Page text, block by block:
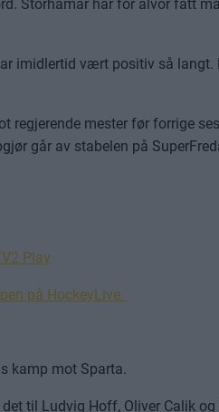
Storhamar har for alvor fått
imidlertid vært positiv så
regjerende mester før forrige
går av stabelen på
Play
på HockeyLive.
kamp mot Sparta.
til Ludvig Hoff, Oliver Calik